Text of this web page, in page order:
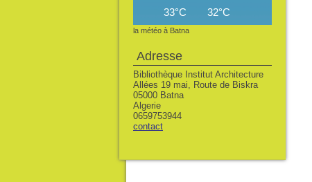
33°C 32°C
la météo à Batna
Adresse
Bibliothèque Institut Architecture
Allées 19 mai, Route de Biskra
05000 Batna
Algerie
0659753944
contact